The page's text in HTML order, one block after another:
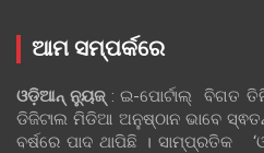
ଆମ ସମ୍ପର୍କରେ
ଓଡ଼ିଆନ୍‍ ନ୍ୟୁଜ୍‍: ଇ-ପୋର୍ଟାଲ୍ ବିଗତ
ଡିଜିଟାଲ ମିଡିଆ ଅନୁଷ୍ଠାନ ଭାବେ
ବର୍ଷରେ ପାଦ ଥାପିଛି । ସାମ୍ପ୍ରତିକ